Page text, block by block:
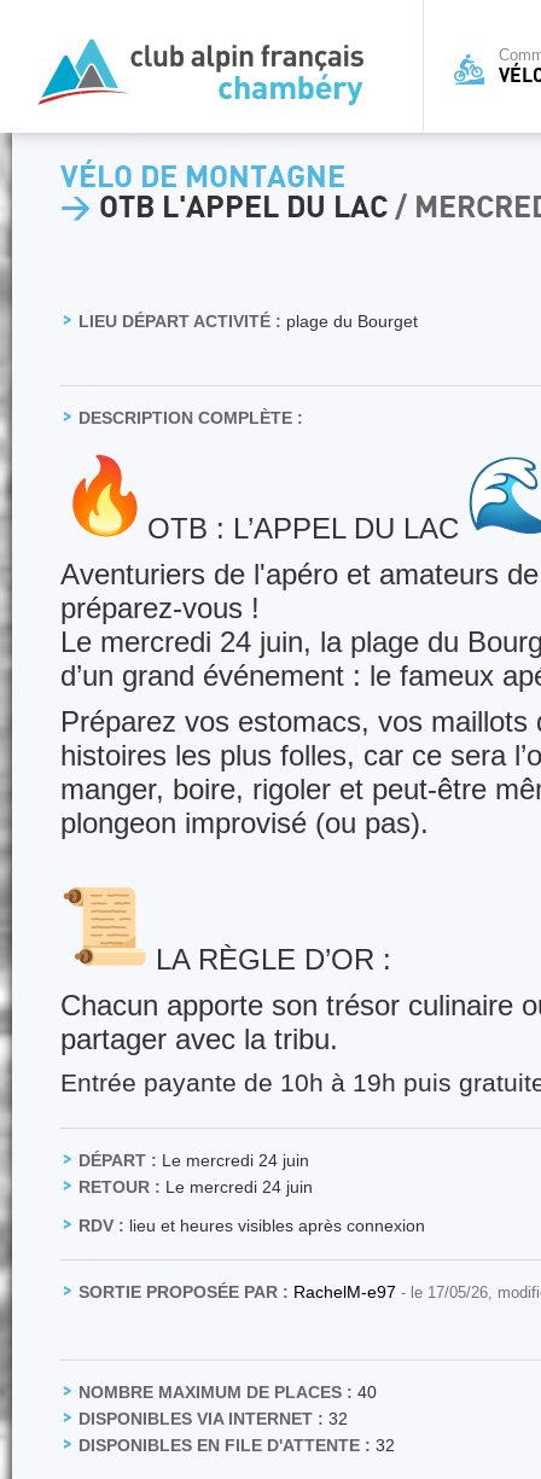
VÉLO DE MONTAGNE
> OTB L'APPEL DU LAC /
LIEU DÉPART ACTIVITÉ : plage du Bourget
DESCRIPTION COMPLÈTE :
OTB : L’APPEL DU LAC
Aventuriers de l'apéro et amateurs
préparez-vous !
Le mercredi 24 juin, la plage du
d’un grand événement : le fameux
Préparez vos estomacs, vos maillots
histoires les plus folles, car ce sera
manger, boire, rigoler et peut-être
plongeon improvisé (ou pas).
LA RÈGLE D’OR :
Chacun apporte son trésor culinaire
partager avec la tribu.
Entrée payante de 10h à 19h puis
DÉPART : Le mercredi 24 juin
RETOUR : Le mercredi 24 juin
RDV : lieu et heures visibles après connexion
SORTIE PROPOSÉE PAR : RachelM-e97 - le 17/05/26,
NOMBRE MAXIMUM DE PLACES : 40
DISPONIBLES VIA INTERNET : 32
DISPONIBLES EN FILE D'ATTENTE : 32